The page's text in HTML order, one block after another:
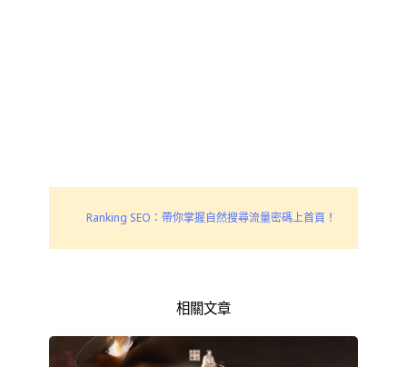
Ranking SEO：帶你掌握自然搜尋流量密碼上首頁！
相關文章